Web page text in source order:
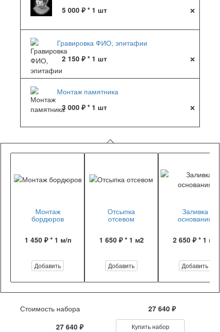
5 000 ₽ * 1 шт
Гравировка ФИО, эпитафии
2 150 ₽ * 1 шт
Монтаж памятника
3 000 ₽ * 1 шт
Монтаж
бордюров
1 450 ₽ * 1 м/п
Добавить
Отсыпка
отсевом
1 650 ₽ * 1 м2
Добавить
Заливка
основания
2 650 ₽ * 1 м2
Добавить
Стоимость набора
27 640 ₽
27 640 ₽
Купить набор